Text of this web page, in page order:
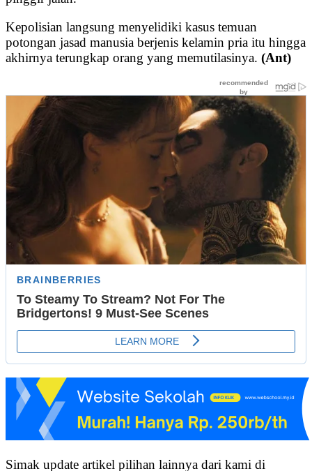
Kepolisian langsung menyelidiki kasus temuan
potongan jasad manusia berjenis kelamin pria itu hingga
akhirnya terungkap orang yang memutilasinya. (Ant)
Simak update artikel pilihan lainnya dari kami di